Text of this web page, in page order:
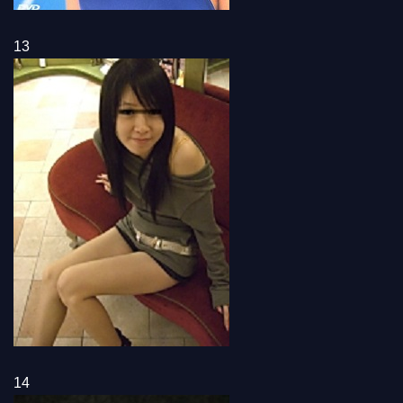
13
14